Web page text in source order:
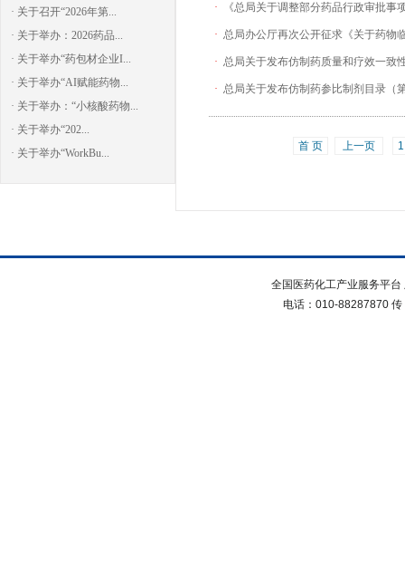
· 关于召开“2026年第...
· 关于举办：2026药品...
· 关于举办“药包材企业I...
· 关于举办“AI赋能药物...
· 关于举办：“小核酸药物...
· 关于举办“202...
· 关于举办“WorkBu...
· 《总局关于调整部分药品行政审批事
· 总局办公厅再次公开征求《关于药物
· 总局关于发布仿制药质量和疗效一致
· 总局关于发布仿制药参比制剂目录（
首 页 上一页 1
全国医药化工产业服务平
电话：010-88287870